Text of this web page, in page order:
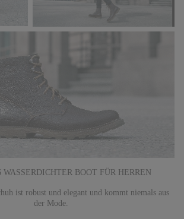
BOOT FÜR HERREN
ist robust und elegant und kommt niemals aus
der Mode.